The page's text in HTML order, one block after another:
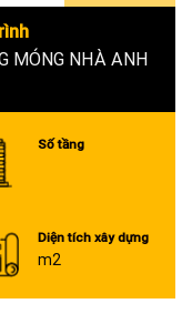
0+
MÓNG NHÀ ANH
Số tầng
Diện tích xây dựng
m2